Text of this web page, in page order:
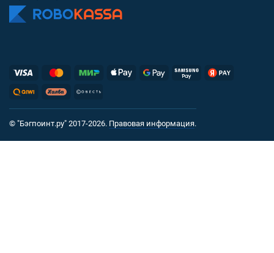
© "Бэгпоинт.ру" 2017-2026. Правовая информация.